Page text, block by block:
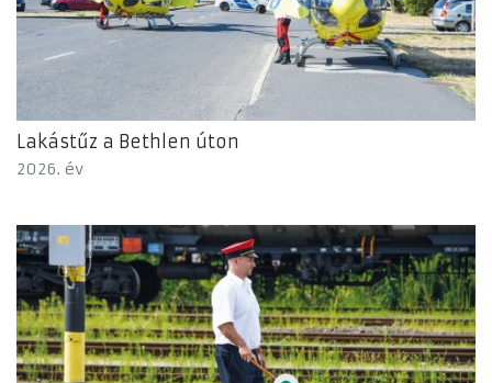
Lakástűz a Bethlen úton
2026. év